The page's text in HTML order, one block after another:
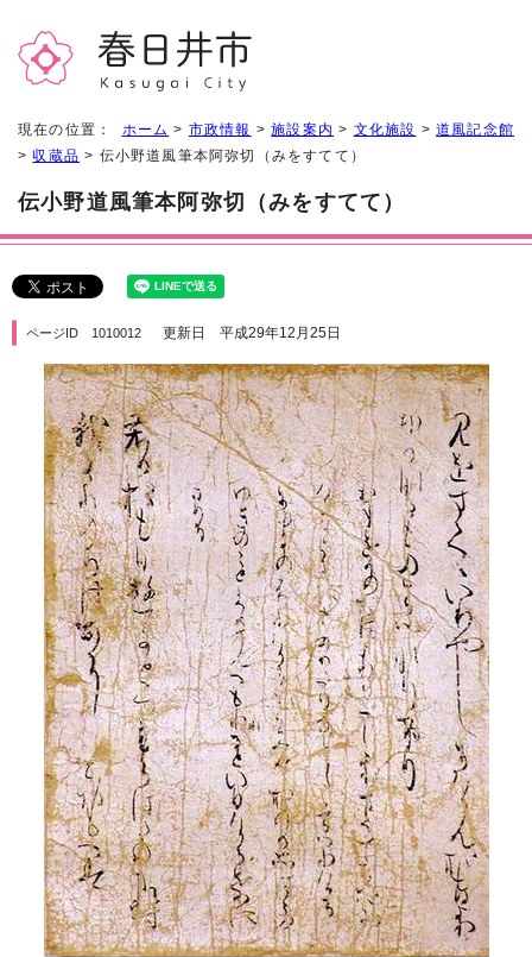
現在の位置： ホーム > 市政情報 >施設案内 > 文化施設 >道風記念館
>収蔵品 > 伝小野道風筆本阿弥切（みをすてて）
伝小野道風筆本阿弥切（みをすてて）
ページID 1010012 更新日 平成29年12月25日